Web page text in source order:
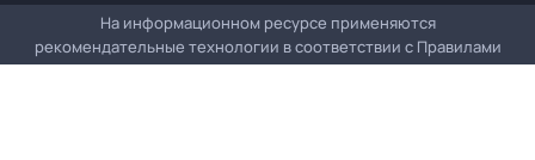
На информационном ресурсе применяются
рекомендательные технологии в соответствии с Правилами